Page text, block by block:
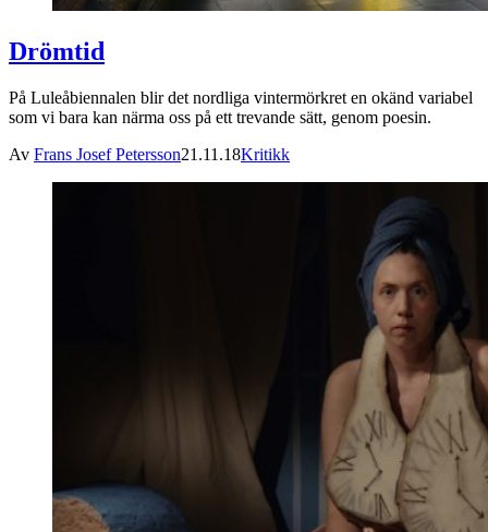
Drömtid
På Luleåbiennalen blir det nordliga vintermörkret en okänd variabel
som vi bara kan närma oss på ett trevande sätt, genom poesin.
Av Frans Josef Petersson21.11.18Kritikk